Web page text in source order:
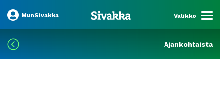
MunSivakka Valikko
Ajankohtaista